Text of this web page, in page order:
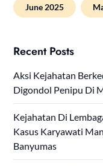
June 2025
Recent Posts
Aksi Kejahatan
Digondol Penipu Di
Kejahatan Di
Kasus Karyawati
Banyumas